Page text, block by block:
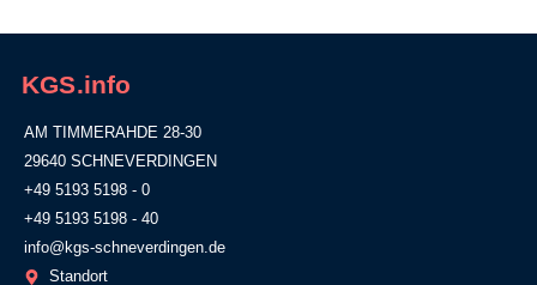
KGS.info
AM TIMMERAHDE 28-30
29640 SCHNEVERDINGEN
+49 5193 5198 - 0
+49 5193 5198 - 40
info@kgs-schneverdingen.de
Standort